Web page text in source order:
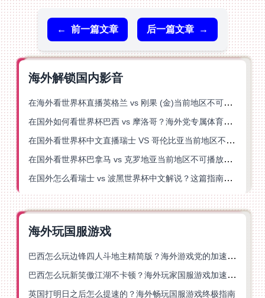
← 前一篇文章 后一篇文章 →
海外解锁国内影音
在海外看世界杯直播英格兰 vs 刚果 (金)当前地区不可播放？这篇指南帮你突破所有限制
在国外如何看世界杯巴西 vs 摩洛哥？海外党专属体育观赛指南来了
在国外看世界杯中文直播瑞士 VS 哥伦比亚当前地区不可播放？这篇指南帮你搞定
在国外看世界杯巴拿马 vs 克罗地亚当前地区不可播放？这篇指南帮你轻松解决海外体育直播难题
在国外怎么看瑞士 vs 波黑世界杯中文解说？这篇指南帮你搞定所有地区限制问题
海外玩国服游戏
巴西怎么玩边锋四人斗地主精简版？海外游戏党的加速器终极选择
巴西怎么玩新笑傲江湖不卡顿？海外玩家国服游戏加速终极指南（附猫和老鼠一梦江湖实测）
英国打明日之后怎么提速的？海外畅玩国服游戏终极指南